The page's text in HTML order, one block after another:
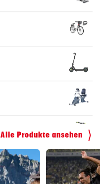
Alle Produkte ansehen